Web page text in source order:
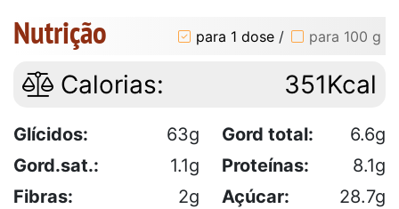
Nutrição para 1 dose / para 100 g
Calorias: 351Kcal
Glícidos: 63g Gord total:
6.6g
Gord.sat.:
1.1g Proteínas:
8.1g
Fibras:
2g Açúcar:
28.7g